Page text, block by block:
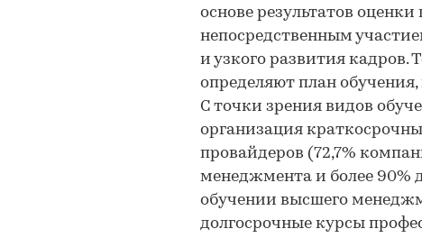
основе результатов оценки
непосредственным
и узкого развития кадров.
определяют план
С точки зрения видов
организация
провайдеров (72,7%
менеджмента и более 90%
обучении высшего
долгосрочные курсы